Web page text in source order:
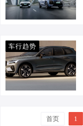
车行趋势
首页 1